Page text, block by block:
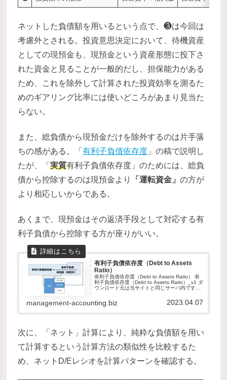
ネットした負債額を用いるという点で、❸は今回は
考慮外とされる。投資意思決定において、待機資産
としての現預金も、現預金という資産形態に投下さ
れた資金と見ることが一般的だし、担保能力がある
ため、これを除外して計算された投資効率を測るた
めのギアリング比率には使いどころがあまり見当た
らない。
また、総負債から現預金だけを除外するのは片手落
ちの感がある。「有利子負債依存度 」の稿で説明し
たが、「実質
・・
有利子負債依存度」のためには、総負
債から控除するのは現預金より
「運転資金」の方が
より相応しいからである。
あくまで、現預金はその返済手段として対応する有
利子負債から控除する方が座りがいい。
有利子負債依存度（Debt to Assets
Ratio）
有利子負債依存度（Debt to Assets Ratio） 有
利子負債依存度（Debt to Assets Ratio）_v1 ダ
ウンロード元は当サイトと同じサーバ内です。
management-accounting.biz 2023.04.07
次に、「ネット」計算により、純粋な負債額を用い
て計算するという計算方法の類似性を比較するた
め、ネットD/Eレシオを計算パターンを確認する。